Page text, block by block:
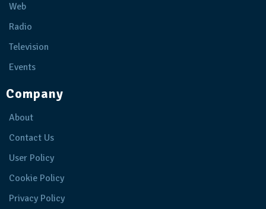
Web
Radio
Television
Events
Company
About
Contact Us
User Policy
Cookie Policy
Privacy Policy